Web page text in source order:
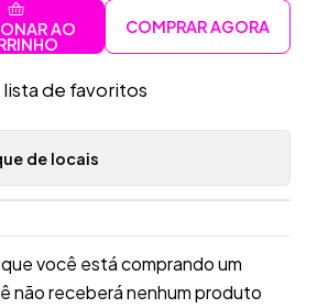
AO COMPRAR AGORA
de favoritos
de locais
você está comprando um
não receberá nenhum produto